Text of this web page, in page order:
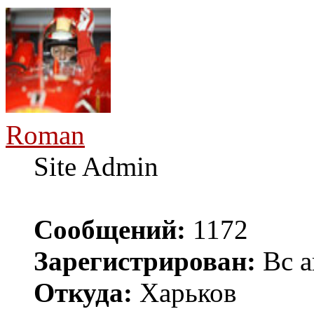
Roman
Site Admin
Сообщений: 1172
Зарегистрирован: Вс
Откуда: Харьков